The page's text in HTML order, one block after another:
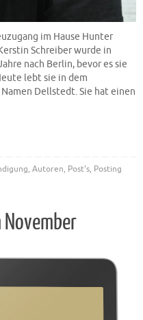
im Hause Hunter
Schreiber wurde in
nach Berlin, bevor es sie
lebt sie in dem
Dellstedt. Sie hat einen
, Autoren, Post's, Posting